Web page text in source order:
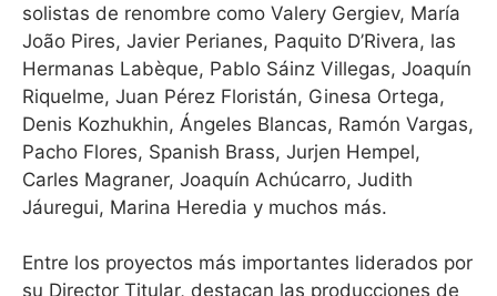
solistas de renombre como Valery Gergiev, María
João Pires, Javier Perianes, Paquito D’Rivera, las
Hermanas Labèque, Pablo Sáinz Villegas, Joaquín
Riquelme, Juan Pérez Floristán, Ginesa Ortega,
Denis Kozhukhin, Ángeles Blancas, Ramón Vargas,
Pacho Flores, Spanish Brass, Jurjen Hempel,
Carles Magraner, Joaquín Achúcarro, Judith
Jáuregui, Marina Heredia y muchos más.
Entre los proyectos más importantes liderados por
su Director Titular, destacan las producciones de